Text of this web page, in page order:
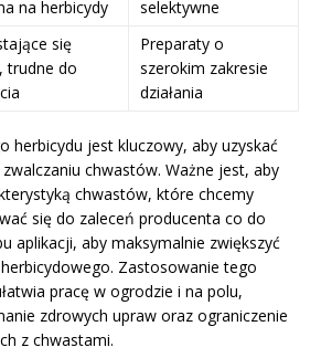
na herbicydy
selektywne
się
trudne do
Preparaty o
szerokim zakresie
działania
herbicydu jest kluczowy, aby uzyskać
chwastów. Ważne jest, aby
chwastów, które chcemy
się do zaleceń producenta co do
aplikacji, aby maksymalnie zwiększyć
Zastosowanie tego
pracę w ogrodzie i na polu,
zdrowych upraw oraz ograniczenie
z chwastami.